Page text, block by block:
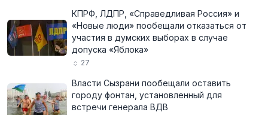
КПРФ, ЛДПР, «Справедливая Россия» и
«Новые люди» пообещали отказаться от
участия в думских выборах в случае
допуска «Яблока»
27
Власти Сызрани пообещали оставить
городу фонтан, установленный для
встречи генерала ВДВ